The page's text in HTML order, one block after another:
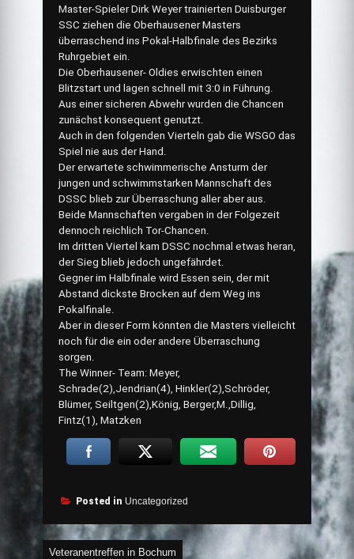
Master-Spieler Dirk Weyer trainierten Duisburger
SSC ziehen die Oberhausener Masters
überraschend ins Pokal-Halbfinale des Bezirks
Ruhrgebiet ein.
Die Oberhausener- Oldies erwischten einen
Blitzstart und lagen schnell mit 3:0 in Führung.
Aus einer sicheren Abwehr wurden die Chancen
zunächst konsequent genutzt.
Auch in den folgenden Vierteln gab die WSGO das
Spiel nie aus der Hand.
Der erwartete schwimmerische Ansturm der
jungen und schwimmstarken Mannschaft des
DSSC blieb zur Überraschung aller aber aus.
Beide Mannschaften vergaben in der Folgezeit
dennoch reichlich Tor-Chancen.
Im dritten Viertel kam DSSC nochmal etwas heran,
der Sieg blieb jedoch ungefährdet.
Gegner im Halbfinale wird Essen sein, der mit
Abstand dickste Brocken auf dem Weg ins
Pokalfinale.
Aber in dieser Form könnten die Masters vielleicht
noch für die ein oder andere Überraschung
sorgen.
The Winner- Team: Meyer,
Schrade(2),Jendrian(4), Hinkler(2),Schröder,
Blümer, Seiltgen(2),König, Berger,M.,Dillig,
Fintz(1), Matzken
Posted in Uncategorized
Beitragsnavigation
Veteranentreffen in Bochum